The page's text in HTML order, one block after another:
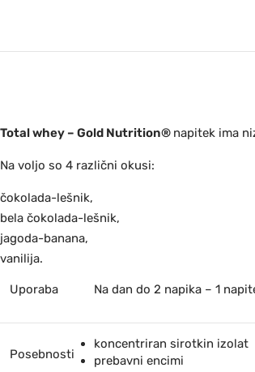
Total whey – Gold Nutrition® napitek ima
Na voljo so 4 različni okusi:
čokolada-lešnik,
bela čokolada-lešnik,
jagoda-banana,
vanilija.
Uporaba Na dan do 2 napika – 1
Posebnosti
koncentriran sirotkin izolat
prebavni encimi